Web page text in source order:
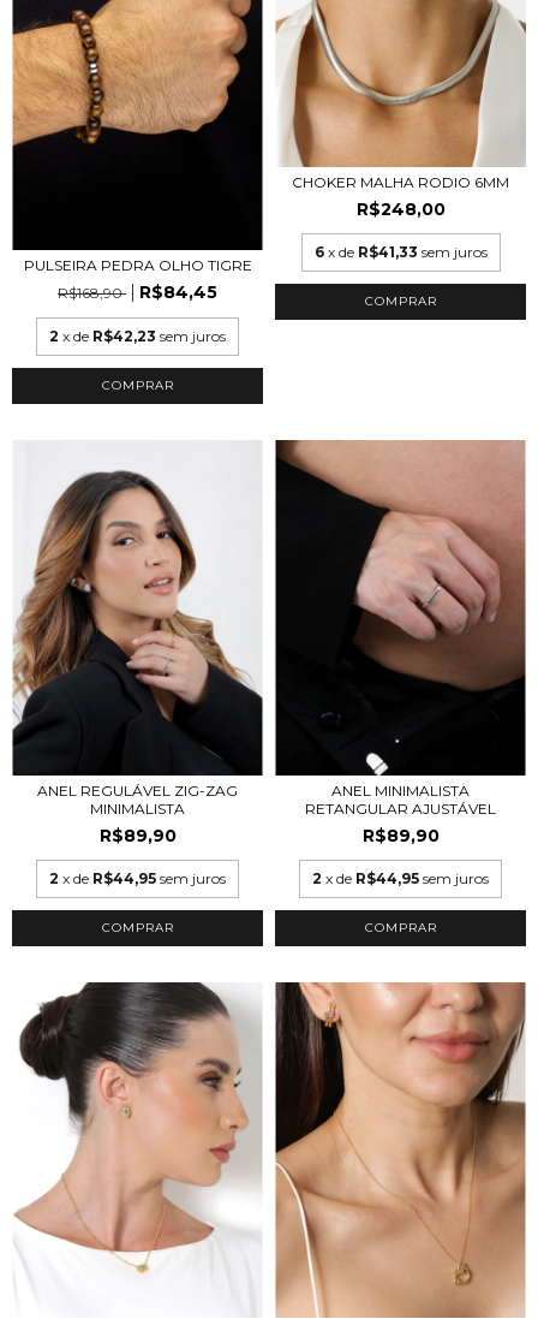
PULSEIRA PEDRA OLHO TIGRE
R$168,90
R$84,45
2 x de R$42,23 sem juros
CHOKER MALHA RODIO 6MM
R$248,00
6 x de R$41,33 sem juros
ANEL REGULÁVEL ZIG-ZAG
MINIMALISTA
R$89,90
2 x de R$44,95 sem juros
COMPRAR
ANEL MINIMALISTA
RETANGULAR AJUSTÁVEL
R$89,90
2 x de R$44,95 sem juros
COMPRAR